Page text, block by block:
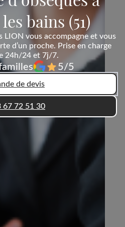
bains (51)
LION vous accompagne et vous
d’un proche. Prise en charge
24h/24 et 7j/7.
5/5
de devis
67 72 51 30